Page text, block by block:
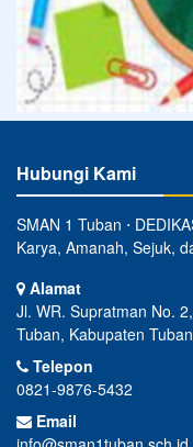
Hubungi Kami
SMAN 1 Tuban ⋅
Karya, Amanah, Sejuk,
Alamat
Jl. WR. Supratman No.
Tuban, Kabupaten
Telepon
0821-9876-5432
Email